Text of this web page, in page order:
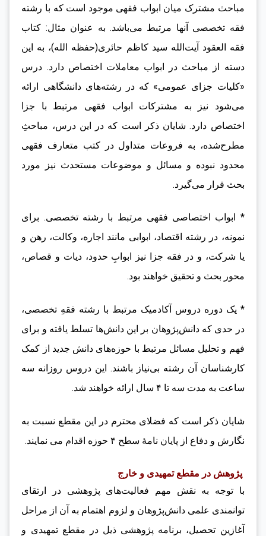
مباحث مشترک میان ابواب فقهی موجود است که با رشته
فقه تخصصی آنها مرتبط می‌باشد. به عنوان مثال: کتاب
فقه العقود آیت‌الله سید کاظم حائری(حفظه الله)، به این
دسته از مباحث در ابواب معاملات اختصاص دارد. درس
«کلیات جزای عمومی» که در رشته‌های دانشگاهی ارائه
می‌شود نیز به مشترکات ابواب فقهی مرتبط با جزا
اختصاص دارد. شایان ذکر است که در این درس، مباحثِ
مطرح‌شده، به فروعات متداول در کتب متعارف فقهی
محدود نبوده و مسائل و موضوعات مستحدث نیز مورد
بحث قرار می‌گیرد.
* ابواب اختصاصی فقهی مرتبط با رشته تخصصی. برای
نمونه، در رشته اقتصاد، ابوابی مانند اجاره، وکالت، رهن و
یا شرکت، و در فقه جزا نیز ابوابِ حدود، دیات و قصاص،
محور بحث و تحقیق خواهند بود.
* یک دوره دروس آکادمیک مرتبط با رشته فقهِ تخصصی،
در حدی که دانش‌پژوهان بر این دانش‌ها تسلط یافته و برای
فهم و تحلیل مسائل مرتبط با حوزه‌های دانش جدید از کمک
کارشناسان آن رشته بی‌نیاز باشند. این دروس روزانه سه
ساعت به مدت سه تا ۴ سال ارائه خواهند شد.
شایان ذکر است که فضلای محترم در این مقطع نسبت به
نگارش و دفاع از پایان نامۀ سطح ۴ حوزه اقدام می نمایند.
پژوهش در مقطع تمهیدی و خارج
با توجه به نقش مهم فعالیت‌های پژوهشی در ارتقای
توانمندی علمی دانش‌پژوهان و لزوم اهتمام به آن از مراحل
آغازین تحصیل، برنامه‌ پژوهشی ذیل در مقطع تمهیدی و